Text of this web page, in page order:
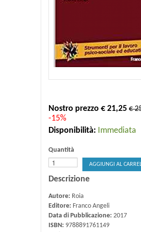
Nostro prezzo € 21,25 €
-15%
Disponibilità: Immediata
Quantità
AGGIUNGI AL
Descrizione
Autore: Roia
Editore: Franco Angeli
Data di Pubblicazione: 2017
ISBN: 9788891761149